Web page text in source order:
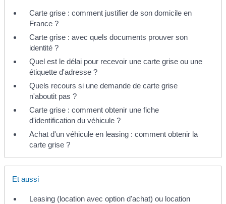
Carte grise : comment justifier de son domicile en
France ?
Carte grise : avec quels documents prouver son
identité ?
Quel est le délai pour recevoir une carte grise ou une
étiquette d'adresse ?
Quels recours si une demande de carte grise
n'aboutit pas ?
Carte grise : comment obtenir une fiche
d'identification du véhicule ?
Achat d'un véhicule en leasing : comment obtenir la
carte grise ?
Et aussi
Leasing (location avec option d'achat) ou location